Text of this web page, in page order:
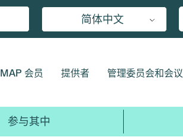
简体中文
MAP 会员 提供者 管理委员会和会议
参与其中